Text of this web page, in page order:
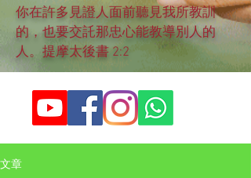
你在許多見證人面前聽見我所教訓
的，也要交託那忠心能教導別人的
人。提摩太後書 2:2
文章